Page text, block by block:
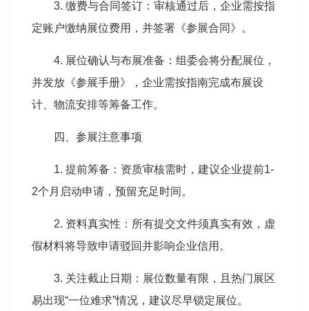
3. 缴费与合同签订：审核通过后，企业需按指
定账户缴纳展位费用，并签署《参展合同》。
4. 展位确认与布展准备：组委会将分配展位，
并发放《参展手册》，企业需按指南完成布展设
计、物流安排等筹备工作。
四、参展注意事项
1. 提前筹备：资质审核需时，建议企业提前1-
2个月启动申请，预留充足时间。
2. 资料真实性：所有提交文件须真实有效，虚
假材料将导致申请驳回并影响企业信用。
3. 关注截止日期：展位数量有限，且热门展区
易出现“一位难求”情况，建议尽早锁定展位。